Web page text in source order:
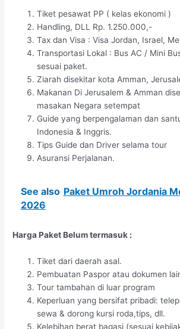
Tiket pesawat PP ( kelas ekonomi )
Handling, DLL Rp. 1.250.000,-
Tax dan Visa : Visa Jordan, Israel,
Transportasi Lokal : Bus AC / Mini
sesuai paket.
Ziarah disekitar kota Amman,
Makanan Di Jerusalem & Amman
masakan Negara setempat
Guide yang berpengalaman dan
Indonesia & Inggris.
Tips Guide dan Driver selama tour
Asuransi Perjalanan.
See also Paket Umroh Jordania
2026
Harga Paket Belum termasuk :
Tiket dari daerah asal.
Pembuatan Paspor atau dokumen
Tour tambahan di luar program
Keperluan yang bersifat pribadi:
sewa & dorong kursi roda,tips, dll.
Kelebihan berat bagasi (sesuai